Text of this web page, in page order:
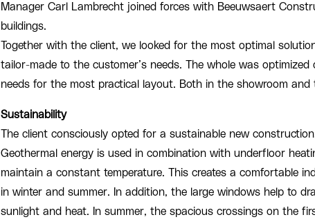
Manager Carl Lambrecht joined forces with Beeuwsaert
buildings.
Together with the client, we looked for the most optimal
tailor-made to the customer’s needs. The whole was optimized
needs for the most practical layout. Both in the showroom and
Sustainability
The client consciously opted for a sustainable new
Geothermal energy is used in combination with underfloor
maintain a constant temperature. This creates a comfortable
in winter and summer. In addition, the large windows help to
sunlight and heat. In summer, the spacious crossings on the